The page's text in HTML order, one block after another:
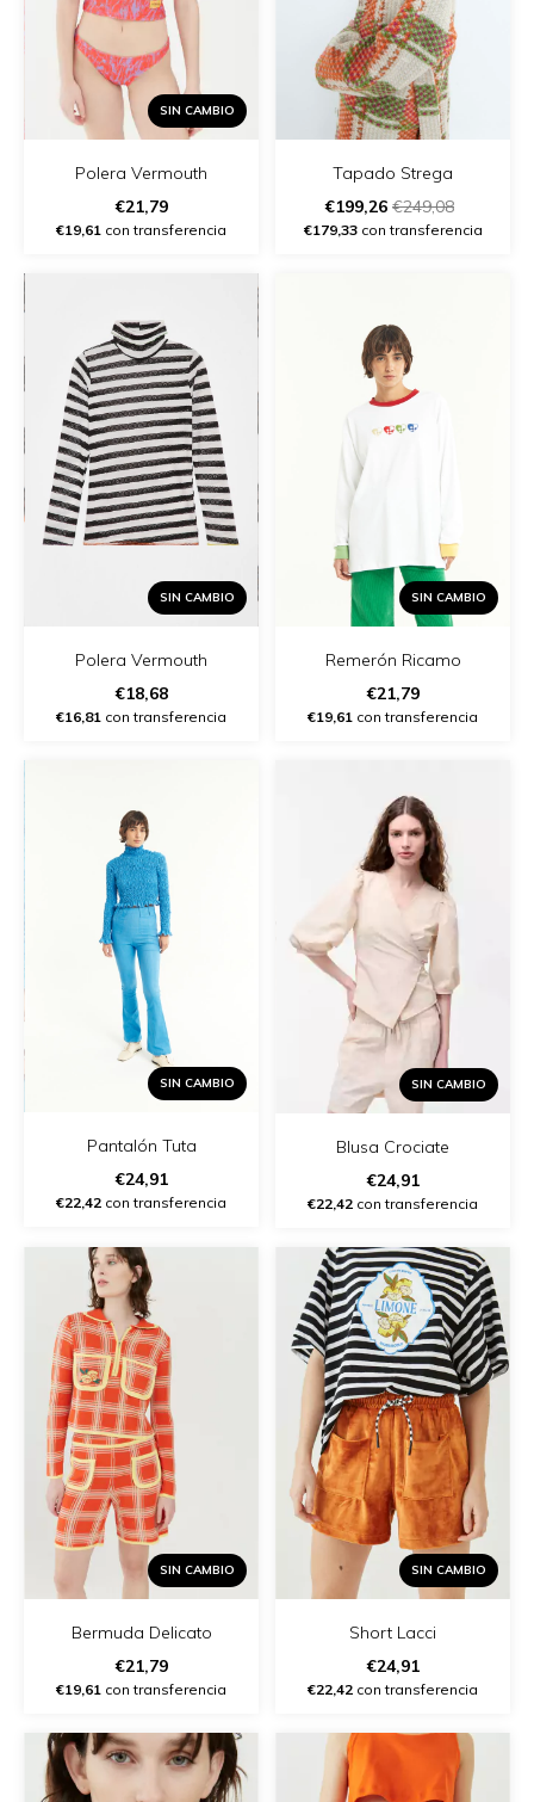
SIN CAMBIO
Polera Vermouth
€21,79
€19,61 con transferencia
Tapado Strega
€199,26 €249,08
€179,33con transferencia
SIN CAMBIO
Polera Vermouth
€18,68
€16,81 con transferencia
SIN CAMBIO
Remerón Ricamo
€21,79
€19,61 con transferencia
SIN CAMBIO
Pantalón Tuta
€24,91
€22,42 con transferencia
SIN CAMBIO
Blusa Crociate
€24,91
€22,42 con transferencia
SIN CAMBIO
Bermuda Delicato
€21,79
€19,61 con transferencia
SIN CAMBIO
Short Lacci
€24,91
€22,42 con transferencia